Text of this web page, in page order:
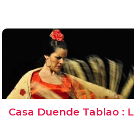
Casa Duende Tablao :